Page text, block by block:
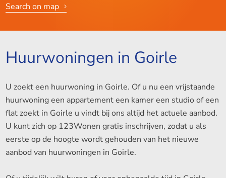
Search on map
Huurwoningen in Goirle
U zoekt een huurwoning in Goirle. Of u nu een vrijstaande
huurwoning een appartement een kamer een studio of een
flat zoekt in Goirle u vindt bij ons altijd het actuele aanbod.
U kunt zich op 123Wonen gratis inschrijven, zodat u als
eerste op de hoogte wordt gehouden van het nieuwe
aanbod van huurwoningen in Goirle.